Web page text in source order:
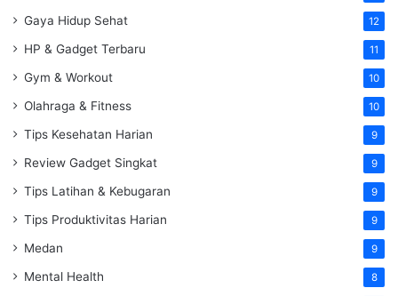
Gaya Hidup Sehat 12
HP & Gadget Terbaru 11
Gym & Workout 10
Olahraga & Fitness 10
Tips Kesehatan Harian 9
Review Gadget Singkat 9
Tips Latihan & Kebugaran 9
Tips Produktivitas Harian 9
Medan 9
Mental Health 8